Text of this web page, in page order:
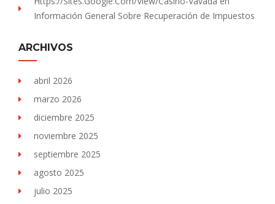
Información General Sobre Recuperación de Impuestos
ARCHIVOS
abril 2026
marzo 2026
diciembre 2025
noviembre 2025
septiembre 2025
agosto 2025
julio 2025